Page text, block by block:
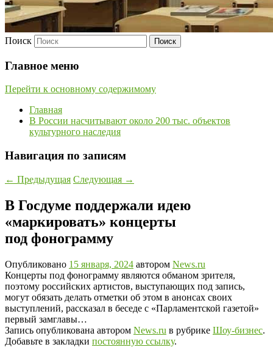
Поиск
Главное меню
Перейти к основному содержимому
Главная
В России насчитывают около 200 тыс. объектов
культурного наследия
Навигация по записям
← Предыдущая Следующая →
В Госдуме поддержали идею
«маркировать» концерты
под фонограмму
Опубликовано 15 января, 2024 автором News.ru
Концерты под фонограмму являются обманом зрителя,
поэтому российских артистов, выступающих под запись,
могут обязать делать отметки об этом в анонсах своих
выступлений, рассказал в беседе с «Парламентской газетой»
первый замглавы…
Запись опубликована автором News.ru в рубрике Шоу-бизнес.
Добавьте в закладки постоянную ссылку.